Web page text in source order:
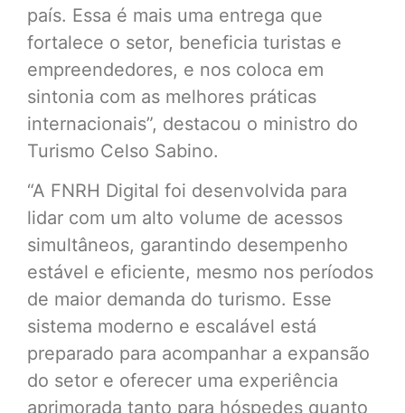
país. Essa é mais uma entrega que
fortalece o setor, beneficia turistas e
empreendedores, e nos coloca em
sintonia com as melhores práticas
internacionais”, destacou o ministro do
Turismo Celso Sabino.
“A FNRH Digital foi desenvolvida para
lidar com um alto volume de acessos
simultâneos, garantindo desempenho
estável e eficiente, mesmo nos períodos
de maior demanda do turismo. Esse
sistema moderno e escalável está
preparado para acompanhar a expansão
do setor e oferecer uma experiência
aprimorada tanto para hóspedes quanto